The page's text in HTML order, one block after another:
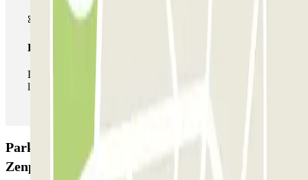
Pase ilimitado
Durante tu estancia podrás entrar y salir del parking todas
las veces que quieras.
Parking Pont de Neuilly - Esplanade de la Défense
Zenpark: Opiniones